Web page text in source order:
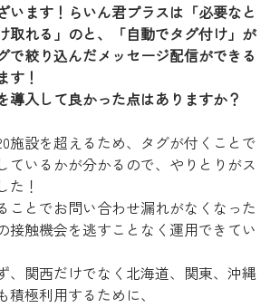
います！らいん君プラスは「必要なと
取れる」のと、「自動でタグ付け」が
で絞り込んだメッセージ配信ができる
す！
導入して良かった点はありますか？
施設を超えるため、タグが付くことで
ているかが分かるので、やりとりがス
た！
ことでお問い合わせ漏れがなくなった
接触機会を逃すことなく運用できてい
、関西だけでなく北海道、関東、沖縄
極利用するために、